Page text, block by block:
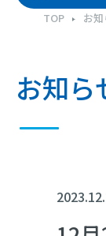
TOP お
お知ら